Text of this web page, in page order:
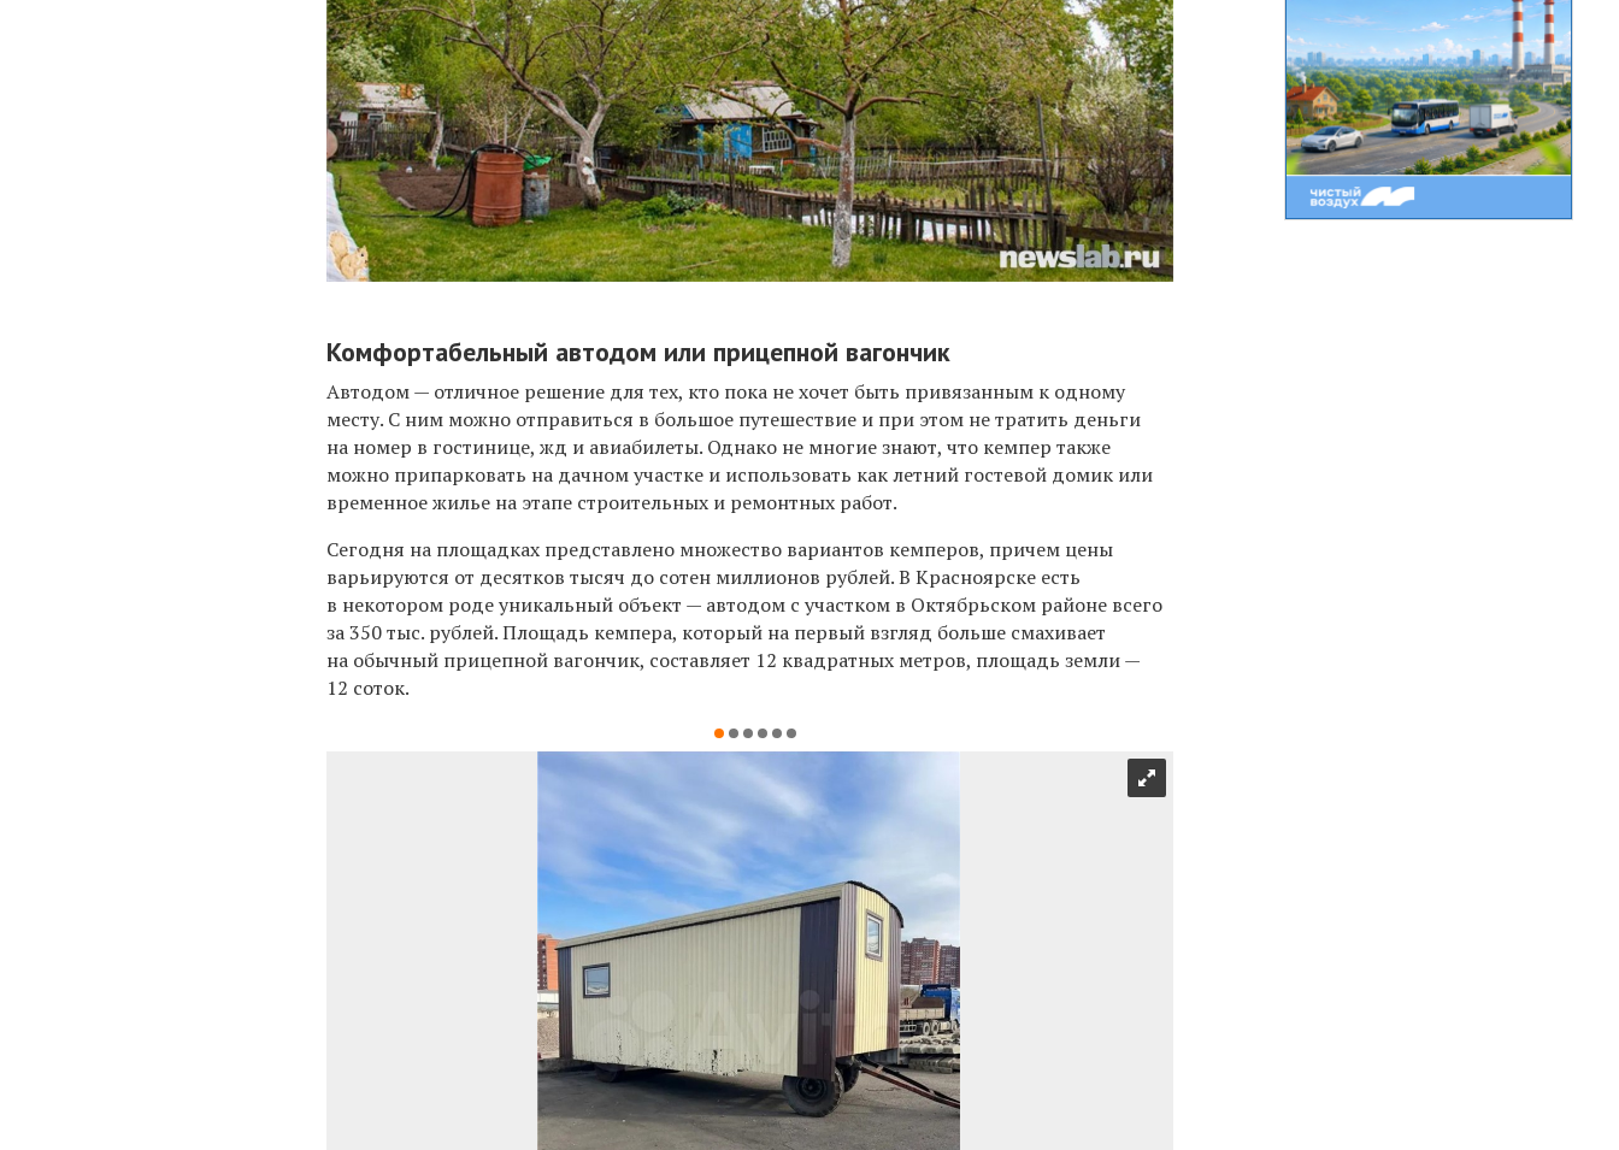
Комфортабельный автодом или прицепной вагончик
Автодом — отличное решение для тех, кто пока не хочет быть привязанным к одному
месту. С ним можно отправиться в большое путешествие и при этом не тратить деньги
на номер в гостинице, жд и авиабилеты. Однако не многие знают, что кемпер также
можно припарковать на дачном участке и использовать как летний гостевой домик или
временное жилье на этапе строительных и ремонтных работ.
Сегодня на площадках представлено множество вариантов кемперов, причем цены
варьируются от десятков тысяч до сотен миллионов рублей. В Красноярске есть
в некотором роде уникальный объект — автодом с участком в Октябрьском районе всего
за 350 тыс. рублей. Площадь кемпера, который на первый взгляд больше смахивает
на обычный прицепной вагончик, составляет 12 квадратных метров, площадь земли —
12 соток.